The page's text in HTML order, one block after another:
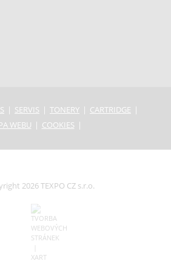
SERVIS TONERY
CARTRIDGE
WEBU
COOKIES
2026 TEXPO CZ s.r.o.